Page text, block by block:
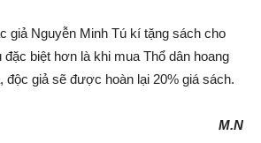
giả Nguyễn Minh Tú kí tặng sách cho
biệt hơn là khi mua Thổ dân hoang
độc giả sẽ được hoàn lại 20% giá sách.
M.N